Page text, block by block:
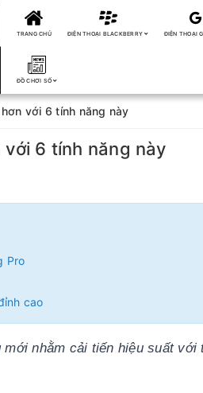
TRANG CHỦ ĐIỆN THOẠI BLACKBERRY ĐIỆN THOẠI
ĐỒ CHƠI SỐ
với 6 tính năng này
với 6 tính năng này
Pro
cao
nhằm cải tiến hiệu suất với